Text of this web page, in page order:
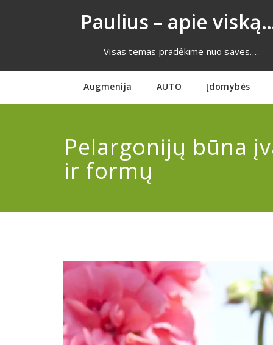
Paulius – apie
Visas temas pradėkime nuo saves….
Augmenija AUTO Įdomybės
Pelargonijų būna
ir formų